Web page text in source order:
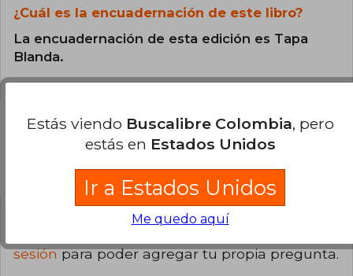
¿Cuál es la encuadernación de este libro?
La encuadernación de esta edición es Tapa
Blanda.
sesiónpara poder agregar tu propia pregunta.
Estás viendo Buscalibre Colombia, pero
estás en Estados Unidos
Ir a Estados Unidos
Me quedo aquí